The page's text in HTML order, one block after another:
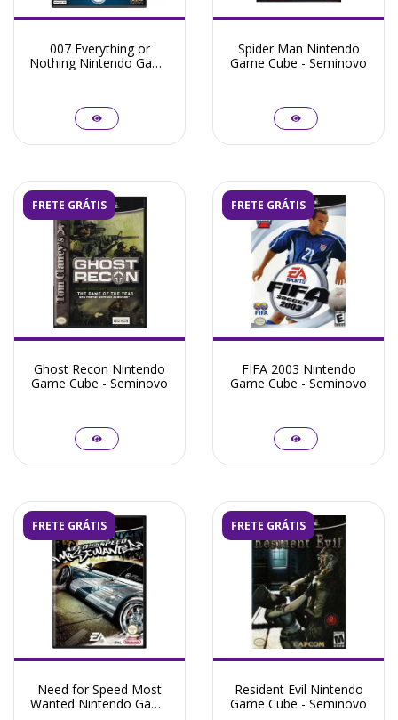
007 Everything or
Nothing Nintendo Game
Spider Man Nintendo
Game Cube - Seminovo
FRETE GRÁTIS
Ghost Recon Nintendo
Game Cube - Seminovo
FRETE GRÁTIS
FIFA 2003 Nintendo
Game Cube - Seminovo
FRETE GRÁTIS
Need for Speed Most
Wanted Nintendo Game
FRETE GRÁTIS
Resident Evil Nintendo
Game Cube - Seminovo